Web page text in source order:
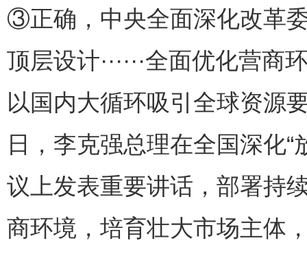
③正确，中央全面深化改革
顶层设计······全面优化营
以国内大循环吸引全球资源
日，李克强总理在全国深化
议上发表重要讲话，部署持
商环境，培育壮大市场主体